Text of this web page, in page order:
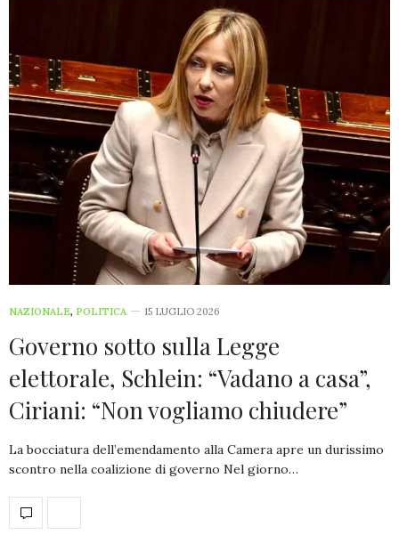
NAZIONALE, POLITICA 15 LUGLIO 2026
Governo sotto sulla Legge
elettorale, Schlein: “Vadano a casa”,
Ciriani: “Non vogliamo chiudere”
La bocciatura dell’emendamento alla Camera apre un durissimo
scontro nella coalizione di governo Nel giorno…